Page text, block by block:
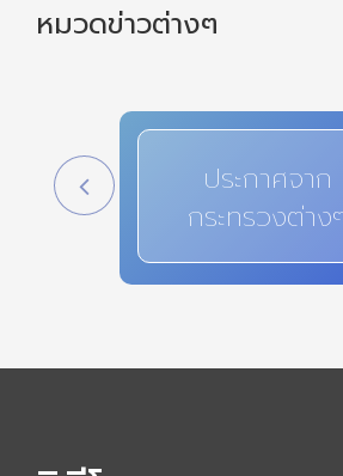
หมวดข่าวต่างๆ
ประกาศจาก
กระทรวงต่าง